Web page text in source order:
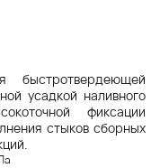
быстротвердеющей
усадкой наливного
фиксации
стыков сборных